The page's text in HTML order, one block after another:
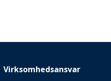
Virksomhedsansvar